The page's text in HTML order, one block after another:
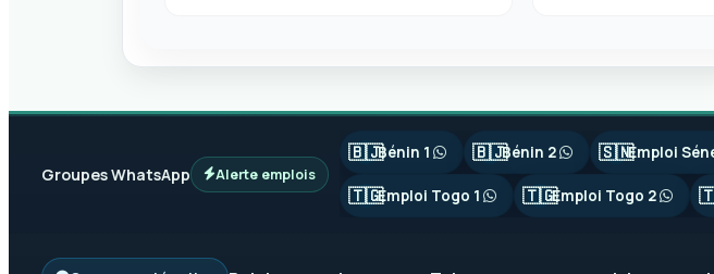
Groupes WhatsApp Alerte emplois
🇧🇯Bénin 1 🇧🇯Bénin 2 🇸🇳Emploi
🇹🇬Emploi Togo 1 🇹🇬Emploi Togo 2